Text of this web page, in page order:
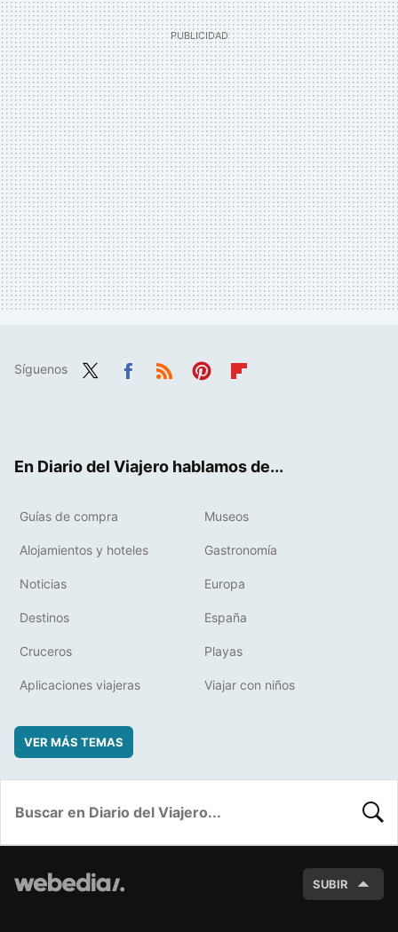
Síguenos
En Diario del Viajero hablamos de...
Guías de compra Museos
Alojamientos y hoteles Gastronomía
Noticias Europa
Destinos España
Cruceros Playas
Aplicaciones viajeras Viajar con niños
VER MÁS TEMAS
SUBIR